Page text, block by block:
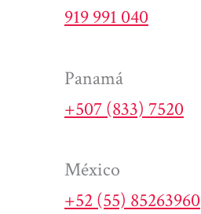
919 991 040
Panamá
+507 (833) 7520
México
+52 (55) 85263960